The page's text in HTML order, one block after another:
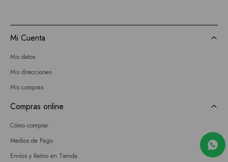
Mi Cuenta
Mis datos
Mis direcciones
Mis compras
Compras online
Cómo comprar
Medios de Pago
Envíos y Retiro en Tienda